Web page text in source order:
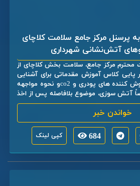
پرسنل مرکز جامع سلامت کلاچای
آتش‌نشانی شهرداری
مرکز جامع، سلامت بخش کلاچای از
پایی کلاس آموزش مقدماتی برای آشنایی
کارکنان این مرکز با خاموش کننده های پودری و co2و نحوه مواجهه
آتش سوزی، موضوع بلافاصله پس از اخذ
خواندن خبر
684 کپی لینک